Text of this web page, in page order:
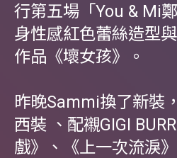
行第五場「You & Mi
身性感紅色蕾絲造型
作品《壞女孩》。
昨晚Sammi換了新裝
西裝 、配襯GIGI
戲》、《上一次流淚